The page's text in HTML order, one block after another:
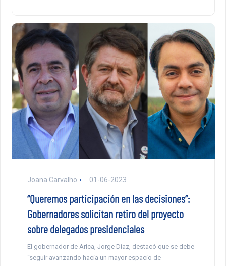
Joana Carvalho 01-06-2023
“Queremos participación en las decisiones”:
Gobernadores solicitan retiro del proyecto
sobre delegados presidenciales
El gobernador de Arica, Jorge Díaz, destacó que se debe
“seguir avanzando hacia un mayor espacio de